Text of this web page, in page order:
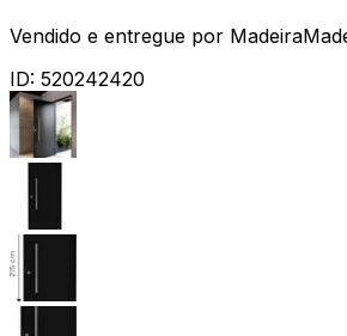
Vendido e entregue por
ID: 520242420